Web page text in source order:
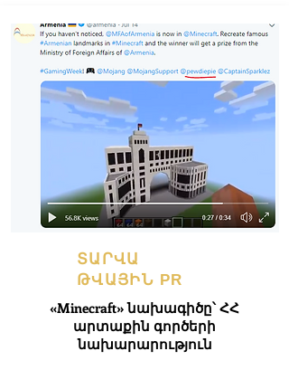
«Minecraft» նախագիծը՝ ՀՀ
արտաքին գործերի
նախարարություն
ՏԱՐՎԱ
ԹՎԱՅԻՆ PR